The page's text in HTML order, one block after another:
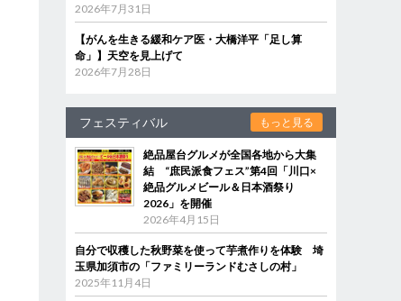
2026年7月31日
【がんを生きる緩和ケア医・大橋洋平「足し算
命」】天空を見上げて
2026年7月28日
フェスティバル もっと見る
絶品屋台グルメが全国各地から大集
結 “庶民派食フェス”第4回「川口×
絶品グルメビール＆日本酒祭り
2026」を開催
2026年4月15日
自分で収穫した秋野菜を使って芋煮作りを体験 埼
玉県加須市の「ファミリーランドむさしの村」
2025年11月4日